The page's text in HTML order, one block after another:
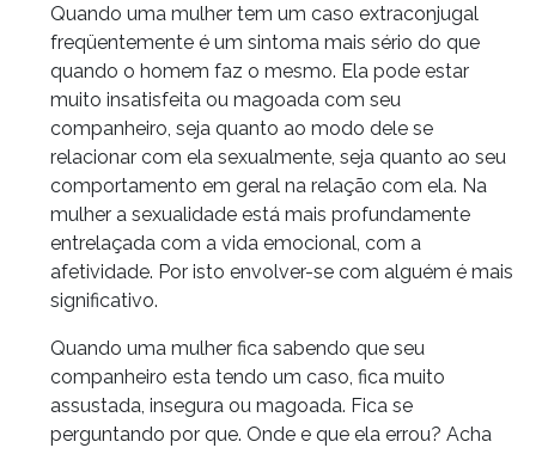
Quando uma mulher tem um caso extraconjugal
freqüentemente é um sintoma mais sério do que
quando o homem faz o mesmo. Ela pode estar
muito insatisfeita ou magoada com seu
companheiro, seja quanto ao modo dele se
relacionar com ela sexualmente, seja quanto ao seu
comportamento em geral na relação com ela. Na
mulher a sexualidade está mais profundamente
entrelaçada com a vida emocional, com a
afetividade. Por isto envolver-se com alguém é mais
significativo.
Quando uma mulher fica sabendo que seu
companheiro esta tendo um caso, fica muito
assustada, insegura ou magoada. Fica se
perguntando por que. Onde e que ela errou? Acha